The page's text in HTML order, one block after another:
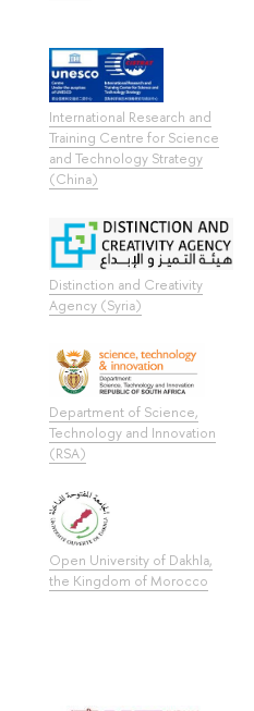
International Research and
Training Centre for Science
and Technology Strategy
(China)
Distinction and Creativity
Agency (Syria)
Department of Science,
Technology and Innovation
(RSA)
Open University of Dakhla,
the Kingdom of Morocco